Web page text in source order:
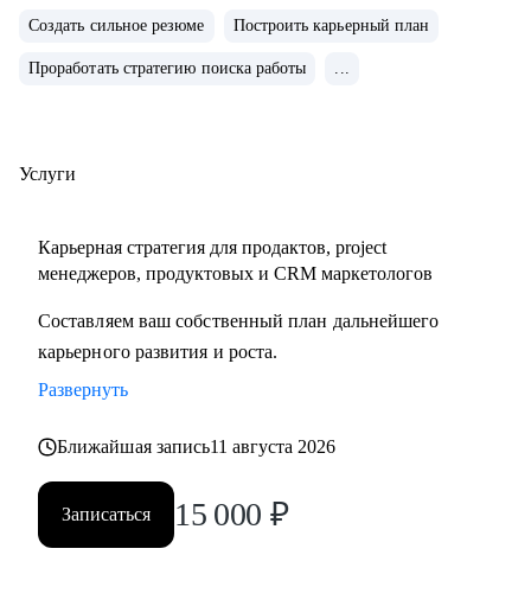
• Сформулировать карьерную цель и разработать стратегию
нужные компании
к ревью
монетизации продуктов
• Выстроить процессы и вырастить самостоятельную
команду
задач очень много
Кому могу помочь:
• IT-специалистам уровня junior / middle / senior
Создать сильное резюме Построить карьерный план
Проработать стратегию поиска работы ...
Услуги
Карьерная стратегия для продактов, project
менеджеров, продуктовых и CRM маркетологов
Составляем ваш собственный план дальнейшего
карьерного развития и роста.
Развернуть
Ближайшая запись11 августа 2026
Записаться 15 000 ₽